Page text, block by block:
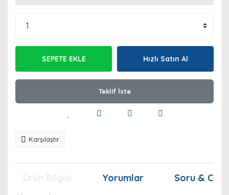
SEPETE EKLE Hızlı Satın Al
Teklif İste
Karşılaştır
Yorumlar Soru &